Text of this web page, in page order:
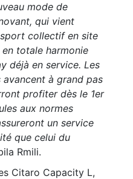
mode de
qui vient
collectif en site
totale harmonie
déjà en service. Les
avancent à grand pas
profiter dès le 1er
aux normes
un service
que celui du
Rmili.
Citaro Capacity L,